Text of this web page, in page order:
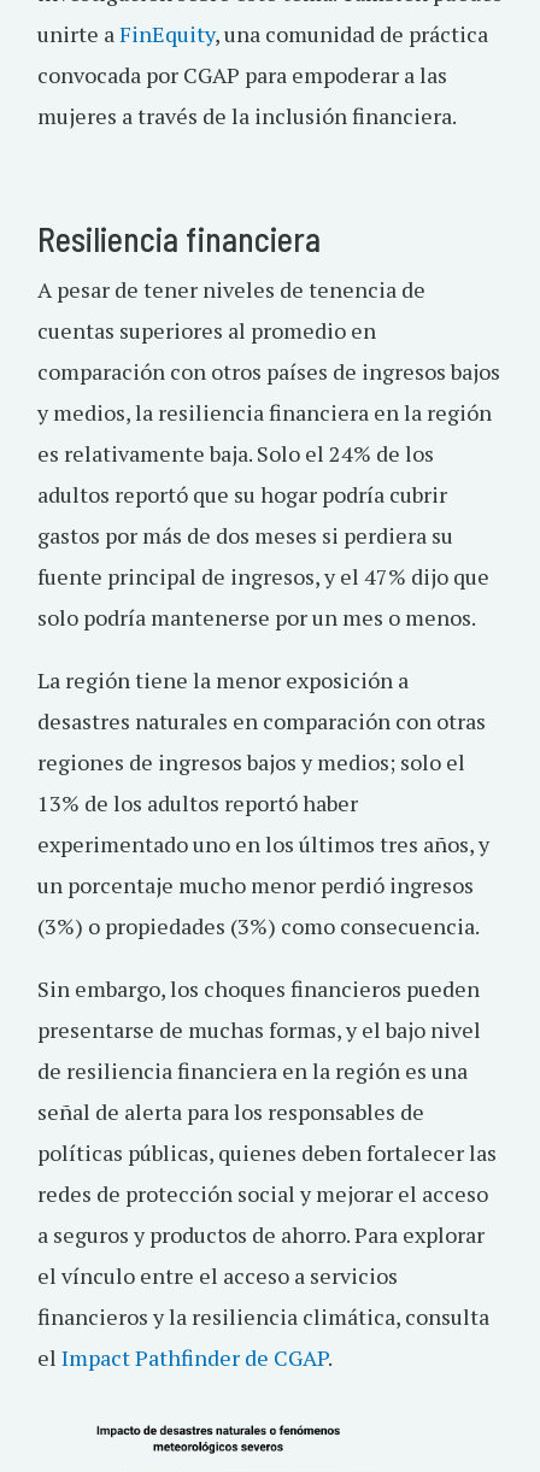
unirte aFinEquity, una comunidad de práctica
convocada por CGAP para empoderar a las
mujeres a través de la inclusión financiera.
Resiliencia financiera
A pesar de tener niveles de tenencia de
cuentas superiores al promedio en
comparación con otros países de ingresos bajos
y medios, la resiliencia financiera en la región
es relativamente baja. Solo el 24% de los
adultos reportó que su hogar podría cubrir
gastos por más de dos meses si perdiera su
fuente principal de ingresos, y el 47% dijo que
solo podría mantenerse por un mes o menos.
La región tiene la menor exposición a
desastres naturales en comparación con otras
regiones de ingresos bajos y medios; solo el
13% de los adultos reportó haber
experimentado uno en los últimos tres años, y
un porcentaje mucho menor perdió ingresos
(3%) o propiedades (3%) como consecuencia.
Sin embargo, los choques financieros pueden
presentarse de muchas formas, y el bajo nivel
de resiliencia financiera en la región es una
señal de alerta para los responsables de
políticas públicas, quienes deben fortalecer las
redes de protección social y mejorar el acceso
a seguros y productos de ahorro. Para explorar
el vínculo entre el acceso a servicios
financieros y la resiliencia climática, consulta
el Impact Pathfinder de CGAP.